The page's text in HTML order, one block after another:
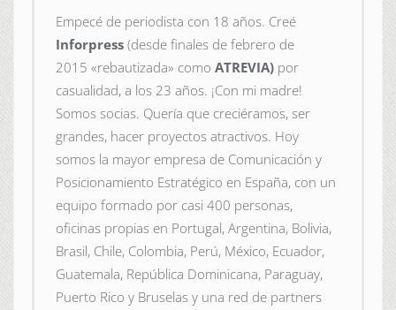
Empecé de periodista con 18 años. Creé
Inforpress (desde finales de febrero de
2015 «rebautizada» como ATREVIA) por
casualidad, a los 23 años. ¡Con mi madre!
Somos socias. Quería que creciéramos, ser
grandes, hacer proyectos atractivos. Hoy
somos la mayor empresa de Comunicación y
Posicionamiento Estratégico en España, con un
equipo formado por casi 400 personas,
oficinas propias en Portugal, Argentina, Bolivia,
Brasil, Chile, Colombia, Perú, México, Ecuador,
Guatemala, República Dominicana, Paraguay,
Puerto Rico y Bruselas y una red de partners